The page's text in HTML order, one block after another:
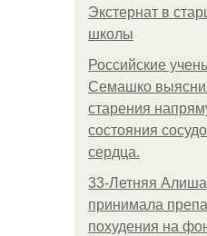
Экстернат в
школы
Российские
Семашко
старения
состояния
сердца.
33-Летняя
принимала
похудения на